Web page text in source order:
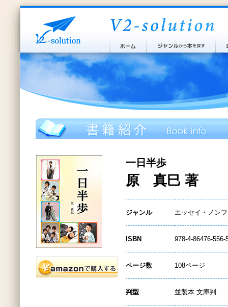
一日半歩
原 真巳 著
ジャンル エッセイ・ノン
ISBN 978-4-86476-556-
ページ数 108ページ
判型 並製本 文庫判